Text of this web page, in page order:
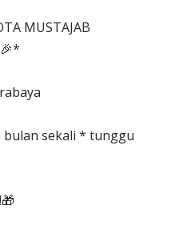
MUSTAJAB
sekali * tunggu